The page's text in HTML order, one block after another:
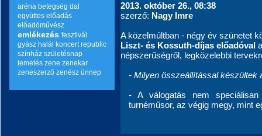
aréna betegség dal
együttes előadás
előadóművész
emlékezés fesztivál
gyász halál koncert republic
színház születésnap
temetés zene zenekar
zeneszerző zenész ünnep
2013. október 26., 08:38
szerző: Nagy Imre
A közelmúltban - négy év szünetet
Liszt- és Kossuth-díjas előadóval
népszerűségről, legközelebbi
- Milyen összeállítással készültek
- A válogatás nem
turnéműsor, az végig megy, mint